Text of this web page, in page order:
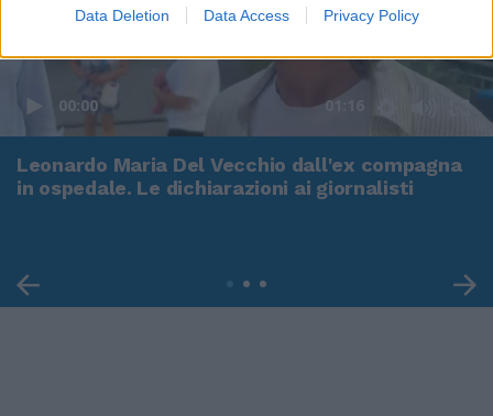
Data Deletion Data Access Privacy Policy
00:00 01:16
Leonardo Maria Del Vecchio dall'ex compagna
in ospedale. Le dichiarazioni ai giornalisti